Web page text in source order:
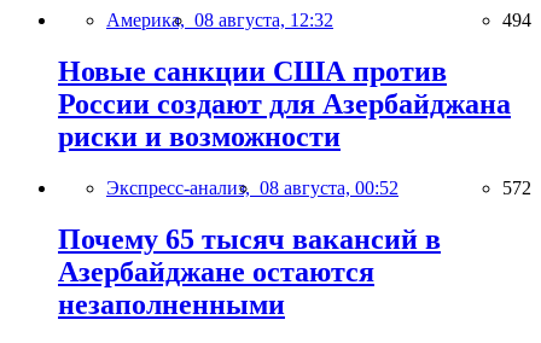
Америка, 08 августа, 12:32 494
Новые санкции США против
России создают для Азербайджана
риски и возможности
Экспресс-анализ, 08 августа, 00:52 572
Почему 65 тысяч вакансий в
Азербайджане остаются
незаполненными